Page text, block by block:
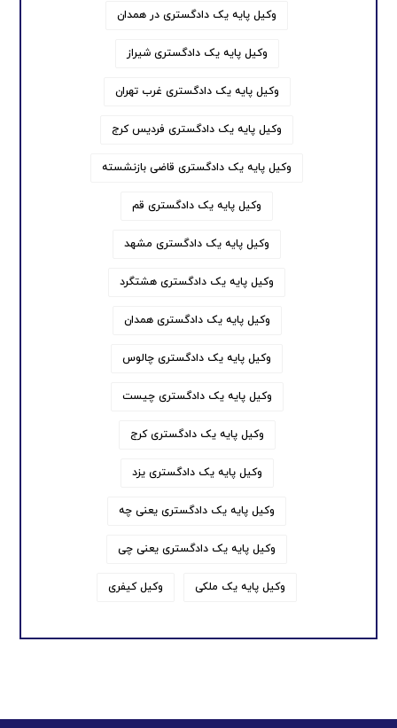
وکیل پایه یک دادگستری در همدان
وکیل پایه یک دادگستری شیراز
وکیل پایه یک دادگستری غرب تهران
وکیل پایه یک دادگستری فردیس کرج
وکیل پایه یک دادگستری قاضی بازنشسته
وکیل پایه یک دادگستری قم
وکیل پایه یک دادگستری مشهد
وکیل پایه یک دادگستری هشتگرد
وکیل پایه یک دادگستری همدان
وکیل پایه یک دادگستری چالوس
وکیل پایه یک دادگستری چیست
وکیل پایه یک دادگستری کرج
وکیل پایه یک دادگستری یزد
وکیل پایه یک دادگستری یعنی چه
وکیل پایه یک دادگستری یعنی چی
وکیل پایه یک ملکی وکیل کیفری